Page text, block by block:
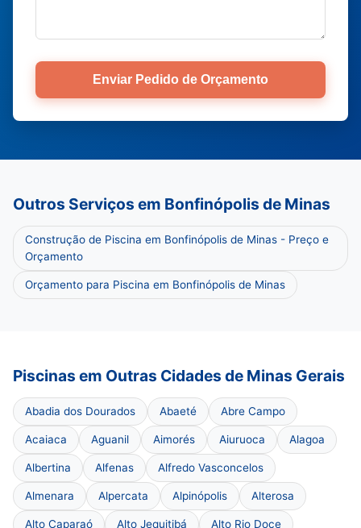
Enviar Pedido de Orçamento
Outros Serviços em Bonfinópolis de Minas
Construção de Piscina em Bonfinópolis de Minas - Preço e
Orçamento
Orçamento para Piscina em Bonfinópolis de Minas
Piscinas em Outras Cidades de Minas Gerais
Abadia dos Dourados Abaeté Abre Campo
Acaiaca Aguanil Aimorés Aiuruoca Alagoa
Albertina Alfenas Alfredo Vasconcelos
Almenara Alpercata Alpinópolis Alterosa
Alto Caparaó Alto Jequitibá Alto Rio Doce